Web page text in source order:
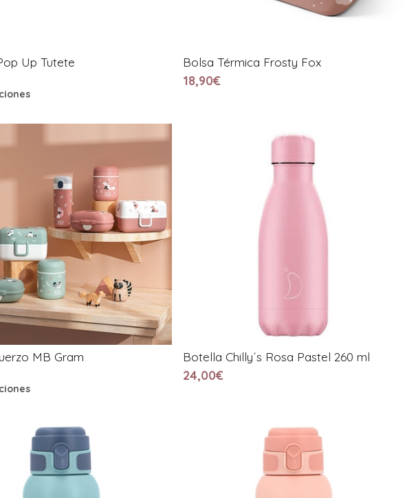
Up Tutete Bolsa Térmica Frosty Fox
18,90€
MB Gram Botella Chilly´s Rosa Pastel 260 ml
24,00€